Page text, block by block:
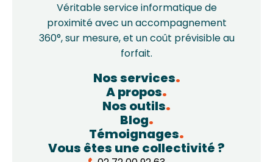
Véritable service informatique de
proximité avec un accompagnement
360°, sur mesure, et un coût prévisible au
forfait.
Nos services
A propos
Nos outils
Blog
Témoignages
Vous êtes une collectivité ?